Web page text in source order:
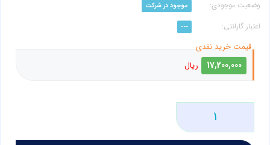
موجود در شرکت
---
17,200,000